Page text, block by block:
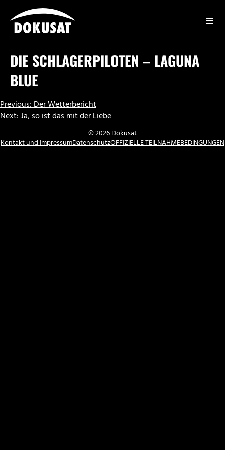
Inhalt
springen
DIE SCHLAGERPILOTEN – LAGUNA
BLUE
BEITRAGSNAVIGATION
Previous:Der Wetterbericht
Next:Ja, so ist das mit der Liebe
© 2026 Dokusat
Kontakt und ImpressumDatenschutzOFFIZIELLE TEILNAHMEBEDINGUNGEN